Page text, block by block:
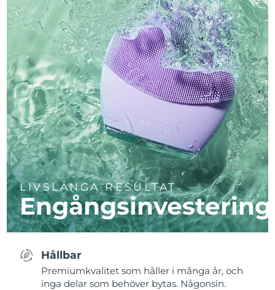
LIVSLÅNGA RESULTAT
Engångsinvestering
Hållbar
Premiumkvalitet som håller i många år, och
inga delar som behöver bytas. Någonsin.